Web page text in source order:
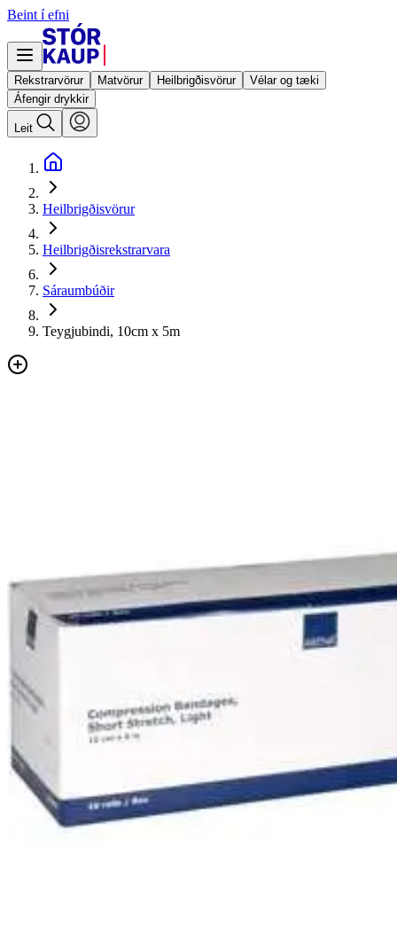
Beint í efni
Rekstrarvörur Matvörur Heilbrigðisvörur
Vélar og tæki
Áfengir drykkir
Leit
Heilbrigðisvörur
Heilbrigðisrekstrarvara
Sáraumbúðir
Teygjubindi, 10cm x 5m